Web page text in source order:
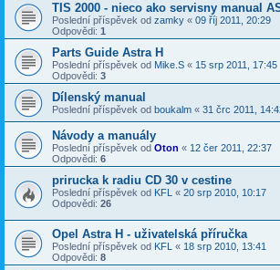
TIS 2000 - nieco ako servisny manual
Poslední příspěvek od zamky « 09 říj 2011, 20:29
Odpovědi: 1
Parts Guide Astra H
Poslední příspěvek od Mike.S « 15 srp 2011, 17:45
Odpovědi: 3
Dílenský manual
Poslední příspěvek od boukalm « 31 črc 2011,
Návody a manuály
Poslední příspěvek od Oton « 12 čer 2011, 22:37
Odpovědi: 6
prirucka k radiu CD 30 v cestine
Poslední příspěvek od KFL « 20 srp 2010, 10:17
Odpovědi: 26
Opel Astra H - uživatelská příručka
Poslední příspěvek od KFL « 18 srp 2010, 13:41
Odpovědi: 8